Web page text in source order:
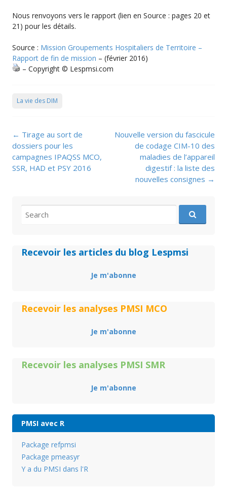
Nous renvoyons vers le rapport (lien en Source : pages 20 et
21) pour les détails.
Source : Mission Groupements Hospitaliers de Territoire –
Rapport de fin de mission – (février 2016)
– Copyright © Lespmsi.com
La vie des DIM
Post
navigation
← Tirage au sort de
dossiers pour les
campagnes IPAQSS MCO,
SSR, HAD et PSY 2016
Nouvelle version du fascicule
de codage CIM-10 des
maladies de l’appareil
digestif : la liste des
nouvelles consignes →
for:
Recevoir les articles du blog Lespmsi
Je m'abonne
Recevoir les analyses PMSI MCO
Je m'abonne
Recevoir les analyses PMSI SMR
Je m'abonne
PMSI avec R
Package refpmsi
Package pmeasyr
Y a du PMSI dans l'R